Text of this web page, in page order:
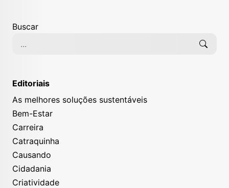
Buscar
Editoriais
As melhores soluções sustentáveis
Bem-Estar
Carreira
Catraquinha
Causando
Cidadania
Criatividade